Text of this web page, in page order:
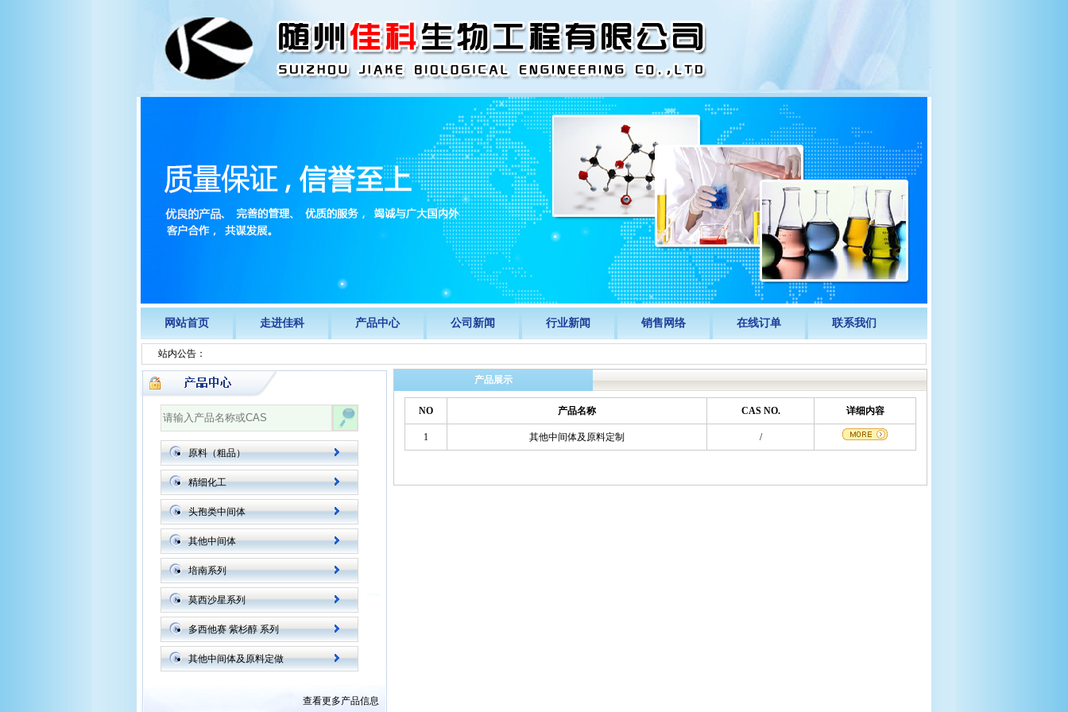
网站首页 走进佳科 产品中心 公司新闻 行业新闻 销售网络 在线订单 联系我们
站内公告：
原料（粗品）
精细化工
头孢类中间体
其他中间体
培南系列
莫西沙星系列
多西他赛 紫杉醇 系列
其他中间体及原料定做
查看更多产品信息
产品展示
NO 产品名称 CAS NO. 详细内容
1 其他中间体及原料定制 /